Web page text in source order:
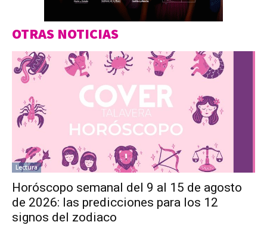
OTRAS NOTICIAS
Lectura
Horóscopo semanal del 9 al 15 de agosto
de 2026: las predicciones para los 12
signos del zodiaco